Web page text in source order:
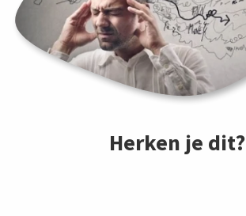
Herken je dit?